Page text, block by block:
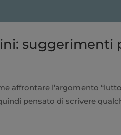
suggerimenti
affrontare l’argomento
pensato di scrivere